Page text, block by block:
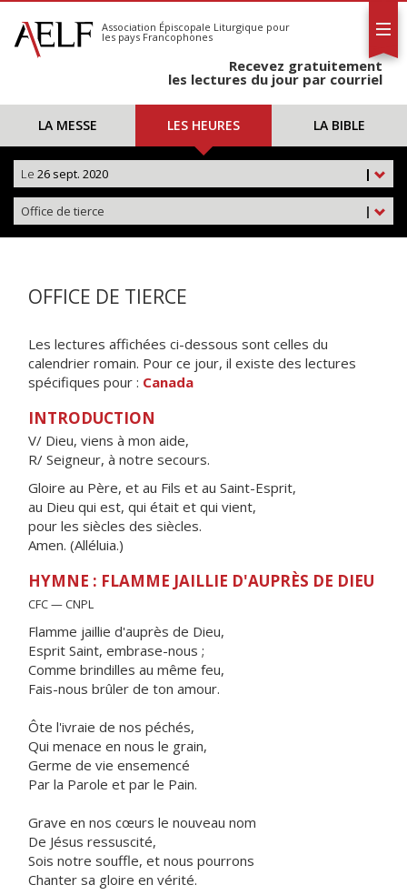
S'abonner
Calendrier
Association Épiscopale Liturgique pour
les pays Francophones
Recevez gratuitement
les lectures du jour par courriel
LA MESSE LES HEURES LA BIBLE
|
Le 26 sept. 2020
|
Office de tierce
OFFICE DE TIERCE
Les lectures affichées ci-dessous sont celles du
calendrier romain. Pour ce jour, il existe des lectures
spécifiques pour : Canada
INTRODUCTION
V/ Dieu, viens à mon aide,
R/ Seigneur, à notre secours.
Gloire au Père, et au Fils et au Saint-Esprit,
au Dieu qui est, qui était et qui vient,
pour les siècles des siècles.
Amen. (Alléluia.)
HYMNE : FLAMME JAILLIE D'AUPRÈS DE DIEU
CFC — CNPL
Flamme jaillie d'auprès de Dieu,
Esprit Saint, embrase-nous ;
Comme brindilles au même feu,
Fais-nous brûler de ton amour.
Ôte l'ivraie de nos péchés,
Qui menace en nous le grain,
Germe de vie ensemencé
Par la Parole et par le Pain.
Grave en nos cœurs le nouveau nom
De Jésus ressuscité,
Sois notre souffle, et nous pourrons
Chanter sa gloire en vérité.